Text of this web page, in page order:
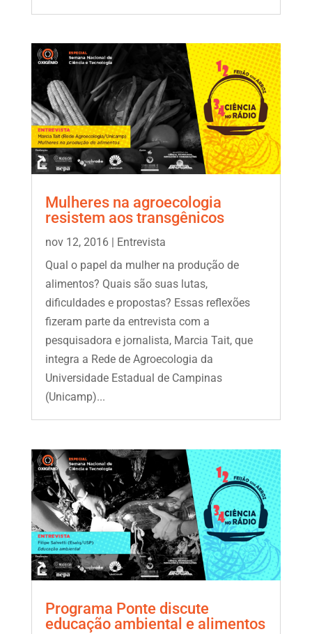
Mulheres na agroecologia
resistem aos transgênicos
nov 12, 2016|
Entrevista
Qual o papel da mulher na produção de
alimentos? Quais são suas lutas,
dificuldades e propostas? Essas reflexões
fizeram parte da entrevista com a
pesquisadora e jornalista, Marcia Tait, que
integra a Rede de Agroecologia da
Universidade Estadual de Campinas
(Unicamp)...
Programa Ponte discute
educação ambiental e alimentos